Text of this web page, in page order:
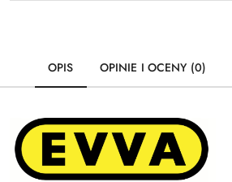
OPIS OPINIE I OCENY (0)